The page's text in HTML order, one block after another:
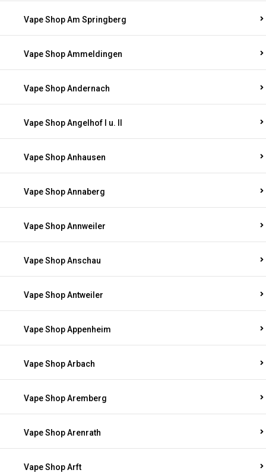
Vape Shop Am Springberg
Vape Shop Ammeldingen
Vape Shop Andernach
Vape Shop Angelhof I u. II
Vape Shop Anhausen
Vape Shop Annaberg
Vape Shop Annweiler
Vape Shop Anschau
Vape Shop Antweiler
Vape Shop Appenheim
Vape Shop Arbach
Vape Shop Aremberg
Vape Shop Arenrath
Vape Shop Arft